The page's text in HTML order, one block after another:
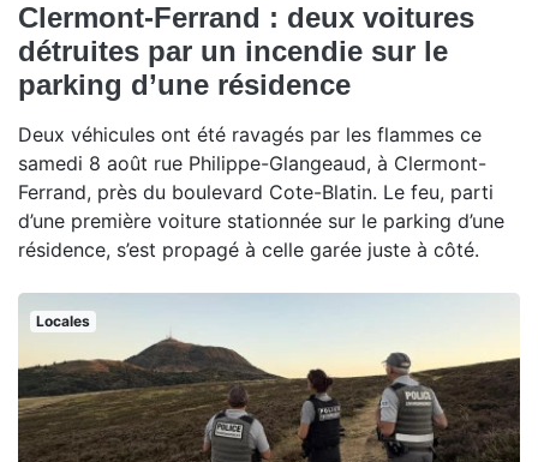
Clermont-Ferrand : deux voitures
détruites par un incendie sur le
parking d’une résidence
Deux véhicules ont été ravagés par les flammes ce
samedi 8 août rue Philippe-Glangeaud, à Clermont-
Ferrand, près du boulevard Cote-Blatin. Le feu, parti
d’une première voiture stationnée sur le parking d’une
résidence, s’est propagé à celle garée juste à côté.
Locales